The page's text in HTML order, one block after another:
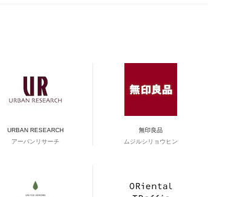
URBAN RESEARCH
アーバンリサーチ
無印良品
ムジルシリョウヒン